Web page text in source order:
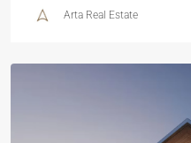
Arta Real Estate